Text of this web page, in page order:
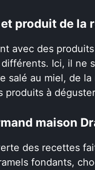
produit de la
avec des
Ici, il ne
salé au miel, de
produits à
maison
des recettes
fondants,